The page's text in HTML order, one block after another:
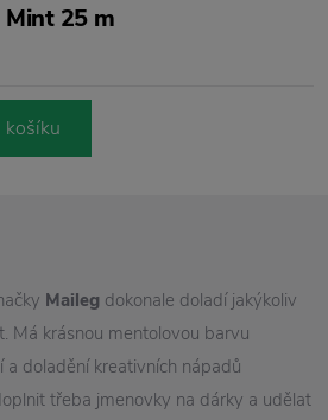
25 m
košíku
Maileg dokonale doladí jakýkoliv
Má krásnou mentolovou barvu
doladění kreativních nápadů
třeba jmenovky na dárky a udělat